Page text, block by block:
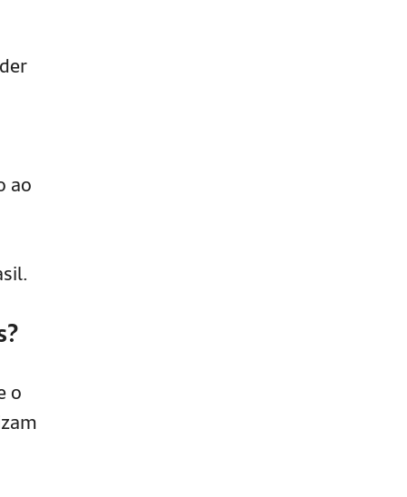
ao
o